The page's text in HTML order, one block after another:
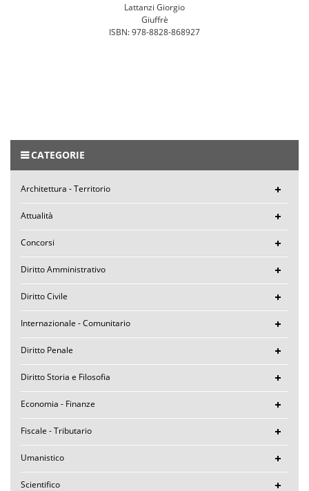
Lattanzi Giorgio
Giuffrè
ISBN: 978-8828-868927
CATEGORIE
Architettura - Territorio
Attualità
Concorsi
Diritto Amministrativo
Diritto Civile
Internazionale - Comunitario
Diritto Penale
Diritto Storia e Filosofia
Economia - Finanze
Fiscale - Tributario
Umanistico
Scientifico